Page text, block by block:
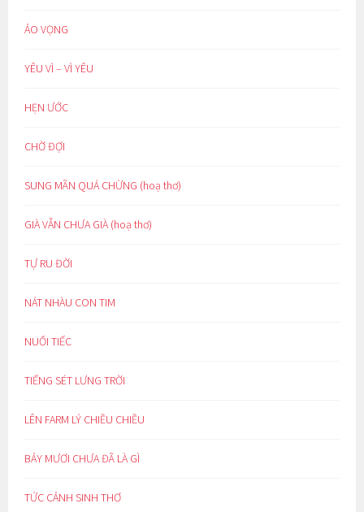
ẢO VỌNG
YÊU VÌ – VÌ YÊU
HẸN ƯỚC
CHỜ ĐỢI
SUNG MÃN QUÁ CHỪNG (hoạ thơ)
GIÀ VẪN CHƯA GIÀ (hoạ thơ)
TỰ RU ĐỜI
NÁT NHÀU CON TIM
NUỐI TIẾC
TIẾNG SÉT LƯNG TRỜI
LÊN FARM LÝ CHIỀU CHIỀU
BẢY MƯƠI CHƯA ĐÃ LÀ GÌ
TỨC CẢNH SINH THƠ